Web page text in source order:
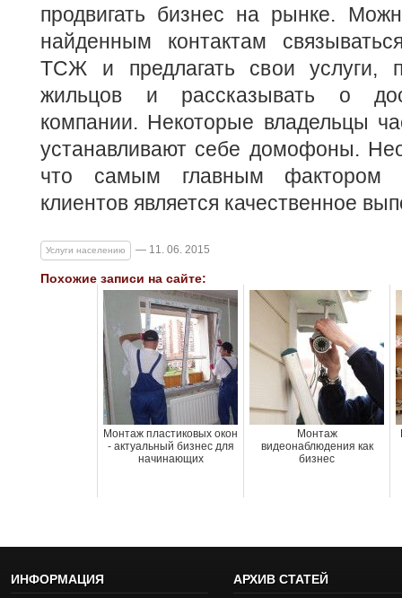
продвигать бизнес на рынке.
найденным контактам
ТСЖ и предлагать свои услуги,
жильцов и рассказывать о
компании. Некоторые владельцы
устанавливают себе домофоны.
что самым главным фактором
клиентов является качественное
Услуги населению — 11. 06. 2015
Похожие записи на сайте:
Монтаж пластиковых окон
- актуальный бизнес для
начинающих
Монтаж
видеонаблюдения как
бизнес
ИНФОРМАЦИЯ АРХИВ СТАТЕЙ